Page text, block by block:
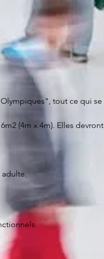
tout ce qui se
(4m x 4m). Elles devront
adulte.